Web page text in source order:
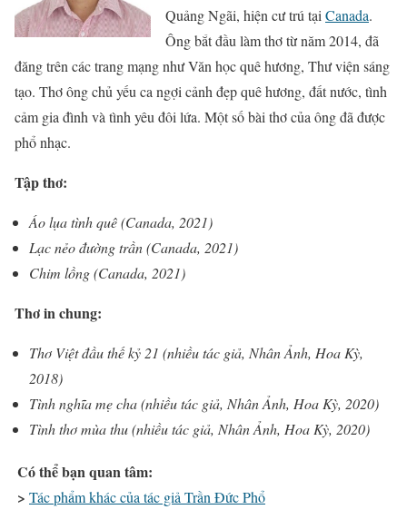
Quảng Ngãi, hiện cư trú tại Canada.
Ông bắt đầu làm thơ từ năm 2014, đã
đăng trên các trang mạng như Văn học quê hương, Thư viện sáng
tạo. Thơ ông chủ yếu ca ngợi cảnh đẹp quê hương, đất nước, tình
cảm gia đình và tình yêu đôi lứa. Một số bài thơ của ông đã được
phổ nhạc.
Tập thơ:
Áo lụa tình quê (Canada, 2021)
Lạc nẻo đường trần (Canada, 2021)
Chim lồng (Canada, 2021)
Thơ in chung:
Thơ Việt đầu thế kỷ 21 (nhiều tác giả, Nhân Ảnh, Hoa Kỳ,
2018)
Tình nghĩa mẹ cha (nhiều tác giả, Nhân Ảnh, Hoa Kỳ, 2020)
Tình thơ mùa thu (nhiều tác giả, Nhân Ảnh, Hoa Kỳ, 2020)
Có thể bạn quan tâm:
> Tác phẩm khác của tác giả Trần Đức Phổ